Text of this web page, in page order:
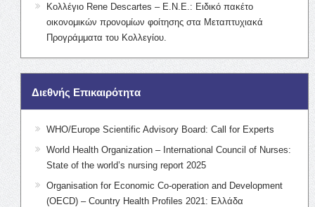
Κολλέγιο Rene Descartes – Ε.Ν.Ε.: Ειδικό πακέτο
οικονομικών προνομίων φοίτησης στα Μεταπτυχιακά
Προγράμματα του Κολλεγίου.
Διεθνής Επικαιρότητα
WHO/Europe Scientific Advisory Board: Call for Experts
World Health Organization – International Council of Nurses:
State of the world’s nursing report 2025
Organisation for Economic Co-operation and Development
(OECD) – Country Health Profiles 2021: Ελλάδα